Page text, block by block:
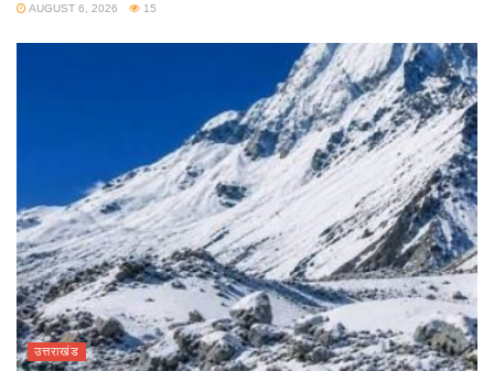
AUGUST 6, 2026 15
उत्तराखंड